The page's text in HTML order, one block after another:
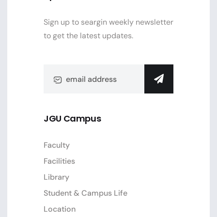
Sign up to seargin weekly newsletter
to get the latest updates.
JGU Campus
Faculty
Facilities
Library
Student & Campus Life
Location